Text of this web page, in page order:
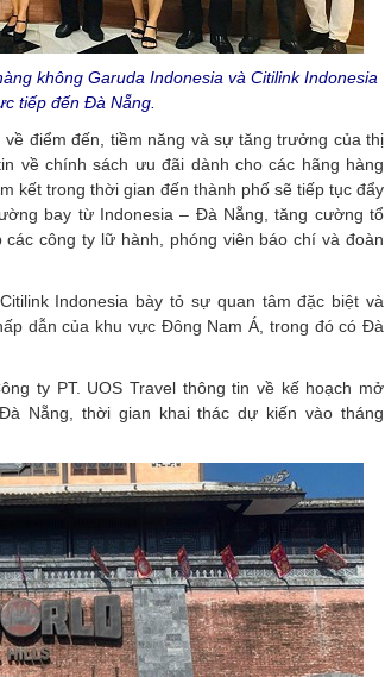
không Garuda Indonesia và Citilink Indonesia
tiếp đến Đà Nẵng.
điểm đến, tiềm năng và sự tăng trưởng của thị
về chính sách ưu đãi dành cho các hãng hàng
kết trong thời gian đến thành phố sẽ tiếp tục đẩy
bay từ Indonesia – Đà Nẵng, tăng cường tổ
công ty lữ hành, phóng viên báo chí và đoàn
Indonesia bày tỏ sự quan tâm đặc biệt và
dẫn của khu vực Đông Nam Á, trong đó có Đà
ty PT. UOS Travel thông tin về kế hoạch mở
Nẵng, thời gian khai thác dự kiến vào tháng